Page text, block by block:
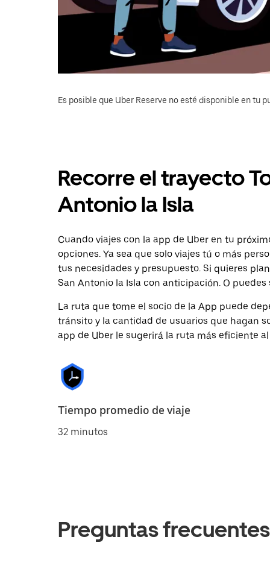
Es posible que Uber Reserve no esté disponible en tu
Recorre el trayecto
Antonio la Isla
Cuando viajes con la app de Uber en tu
opciones. Ya sea que solo viajes tú o más
tus necesidades y presupuesto. Si quieres
San Antonio la Isla con anticipación. O
La ruta que tome el socio de la App puede
tránsito y la cantidad de usuarios que hagan
app de Uber le sugerirá la ruta más eficiente
Tiempo promedio de viaje
32 minutos
Preguntas frecuentes